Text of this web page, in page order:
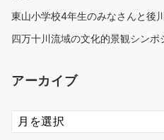
東山小学校4年生のみなさんと後
四万十川流域の文化的景観シンポ
アーカイブ
ア
ー